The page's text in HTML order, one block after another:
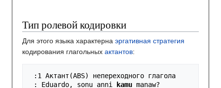
Тип ролевой кодировки
Для этого языка характерна эргативная стратегия
кодирования глагольных актантов:
: Eduardo, sonu anni
kamu